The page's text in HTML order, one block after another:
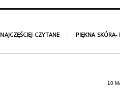
NAJCZĘŚCIEJ CZYTANE PIĘKNA SKÓRA-
10